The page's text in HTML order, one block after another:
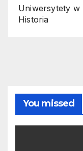
Uniwersytety w
Historia
You missed